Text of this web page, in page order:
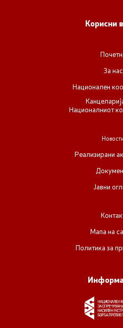
Корисни
За нас
Национален
Националниот
Реализирани
Јавни
Мапа на
Политика за